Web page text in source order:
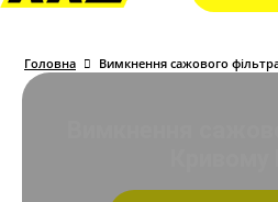
Головна Вимкнення сажового